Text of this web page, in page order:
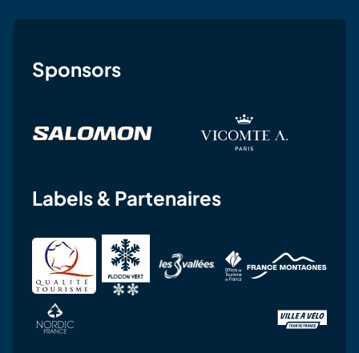
Sponsors
Labels & Partenaires